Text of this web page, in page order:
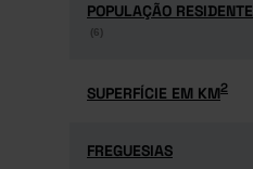
POPULAÇÃO RESIDENTE
(6)
POPULAÇÃO RESIDENTE
(6)
SUPERFÍCIE EM KM2
SUPERFÍCIE EM KM2
FREGUESIAS
FREGUESIAS